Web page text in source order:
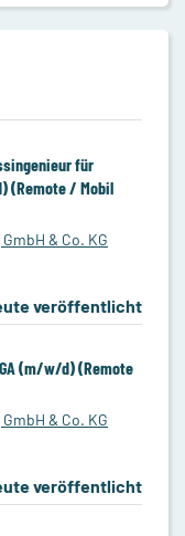
für
(Remote / Mobil
& Co. KG
veröffentlicht
(m/w/d) (Remote
& Co. KG
veröffentlicht